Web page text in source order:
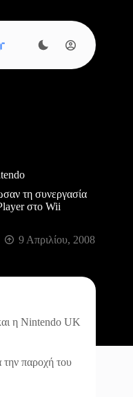
τη συνεργασία
στο Wii
9 Απριλίου, 2008
η Nintendo UK
την παροχή του